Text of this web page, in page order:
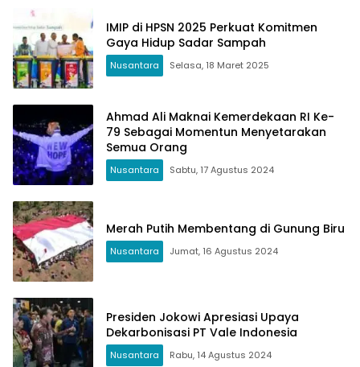
IMIP di HPSN 2025 Perkuat Komitmen
Gaya Hidup Sadar Sampah
Nusantara Selasa, 18 Maret 2025
Ahmad Ali Maknai Kemerdekaan RI Ke-
79 Sebagai Momentun Menyetarakan
Semua Orang
Nusantara Sabtu, 17 Agustus 2024
Merah Putih Membentang di Gunung Biru
Nusantara Jumat, 16 Agustus 2024
Presiden Jokowi Apresiasi Upaya
Dekarbonisasi PT Vale Indonesia
Nusantara Rabu, 14 Agustus 2024